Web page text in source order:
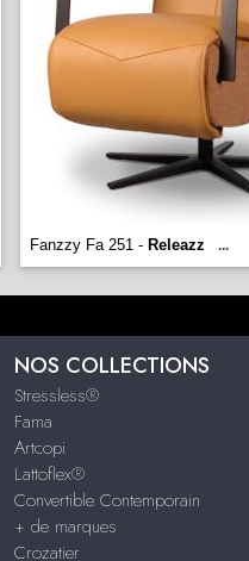
Fanzzy Fa 251 - Releazz ...
NOS COLLECTIONS
Stressless®
Fama
Artcopi
Lattoflex®
Convertible Contemporain
+ de marques
Crozatier